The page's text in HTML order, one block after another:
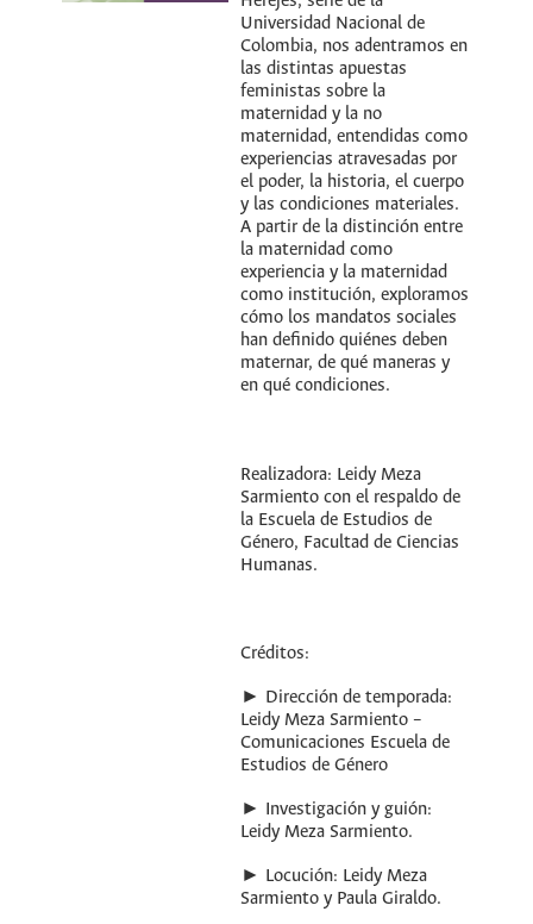
Universidad Nacional de
Colombia, nos adentramos en
las distintas apuestas
feministas sobre la
maternidad y la no
maternidad, entendidas como
experiencias atravesadas por
el poder, la historia, el cuerpo
y las condiciones materiales.
A partir de la distinción entre
la maternidad como
experiencia y la maternidad
como institución, exploramos
cómo los mandatos sociales
han definido quiénes deben
maternar, de qué maneras y
en qué condiciones.
Realizadora: Leidy Meza
Sarmiento con el respaldo de
la Escuela de Estudios de
Género, Facultad de Ciencias
Humanas.
Créditos:
► Dirección de temporada:
Leidy Meza Sarmiento –
Comunicaciones Escuela de
Estudios de Género
► Investigación y guión:
Leidy Meza Sarmiento.
► Locución: Leidy Meza
Sarmiento y Paula Giraldo.